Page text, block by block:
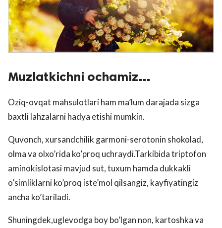
Muzlatkichni ochamiz…
Oziq-ovqat mahsulotlari ham ma’lum darajada sizga
baxtli lahzalarni hadya etishi mumkin.
Quvonch, xursandchilik garmoni-serotonin shokolad,
olma va olxo’rida ko’proq uchraydi.Tarkibida triptofon
aminokislotasi mavjud sut, tuxum hamda dukkakli
o’simliklarni ko’proq iste’mol qilsangiz, kayfiyatingiz
ancha ko’tariladi.
Shuningdek,uglevodga boy bo’lgan non, kartoshka va